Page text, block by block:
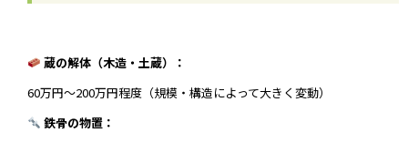
蔵の解体（木造・土蔵）：
60万円〜200万円程度（規模・構造によって大きく変動）
鉄骨の物置：